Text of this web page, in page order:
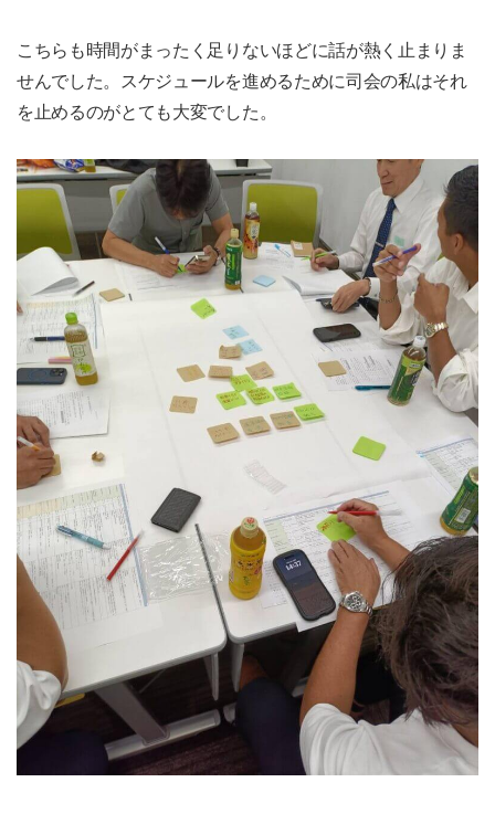
こちらも時間がまったく足りないほどに話が熱く止まりま
せんでした。スケジュールを進めるために司会の私はそれ
を止めるのがとても大変でした。